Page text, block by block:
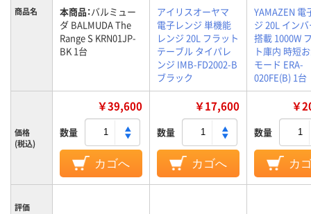
商品名 本商品：バルミュー
ダ BALMUDA The
Range S KRN01JP-
BK 1台
アイリスオーヤマ
電子レンジ 単機能
レンジ 20L フラット
テーブル タイパレ
ンジ IMB-FD2002-B
ブラック
YAMAZEN 電
ジ 20L イン
搭載 1000W
ト庫内 時短
モード ERA-
020FE(B) 1台
価格
(税込)
￥39,600
数量
カゴへ
￥17,600
数量
カゴへ
￥
数量
カ
評価